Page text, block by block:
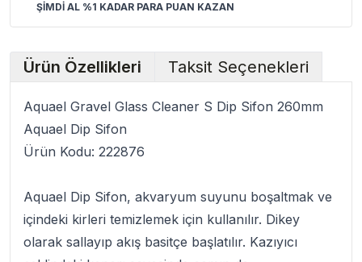
ŞİMDİ AL %1 KADAR PARA PUAN KAZAN
Ürün Özellikleri Taksit Seçenekleri
Aquael Gravel Glass Cleaner S Dip Sifon 260mm
Aquael Dip Sifon
Ürün Kodu: 222876
Aquael Dip Sifon, akvaryum suyunu boşaltmak ve
içindeki kirleri temizlemek için kullanılır. Dikey
olarak sallayıp akış basitçe başlatılır. Kazıyıcı